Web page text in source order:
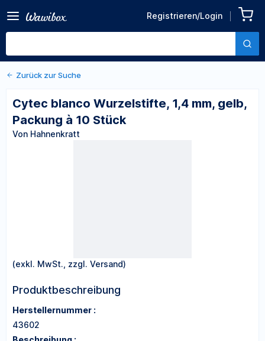
Registrieren/Login
1,4 mm, gelb, Packung à 10
Stück
Von Hahnenkratt
Zurück zu den Produktdetails
Zurück zur Suche
Cytec blanco Wurzelstifte, 1,4 mm, gelb,
Packung à 10 Stück
Von Hahnenkratt
(exkl. MwSt., zzgl. Versand)
Produktbeschreibung
Herstellernummer :
43602